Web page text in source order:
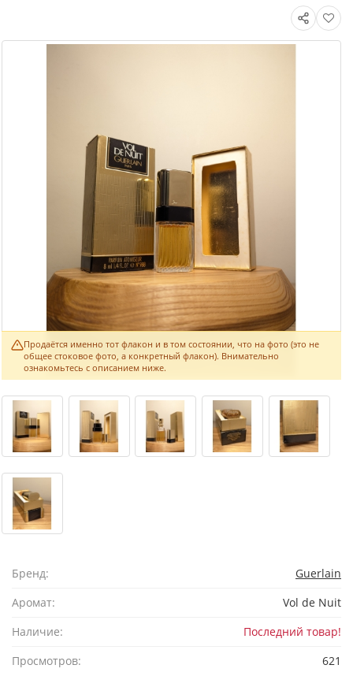
Продаётся именно тот флакон и в том состоянии, что на фото (это не
общее стоковое фото, а конкретный флакон). Внимательно
ознакомьтесь с описанием ниже.
Бренд:
Guerlain
Аромат:
Vol de Nuit
Наличие:
Последний товар!
Просмотров:
621